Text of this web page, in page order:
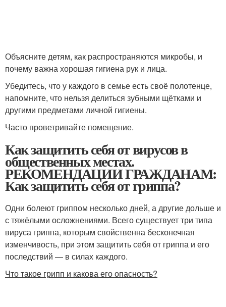
Объясните детям, как распространяются микробы, и
почему важна хорошая гигиена рук и лица.
Убедитесь, что у каждого в семье есть своё полотенце,
напомните, что нельзя делиться зубными щётками и
другими предметами личной гигиены.
Часто проветривайте помещение.
Как защитить себя от вирусов в
общественных местах.
РЕКОМЕНДАЦИИ ГРАЖДАНАМ:
Как защитить себя от гриппа?
Одни болеют гриппом несколько дней, а другие дольше и
с тяжёлыми осложнениями. Всего существует три типа
вируса гриппа, которым свойственна бесконечная
изменчивость, при этом защитить себя от гриппа и его
последствий — в силах каждого.
Что такое грипп и какова его опасность?